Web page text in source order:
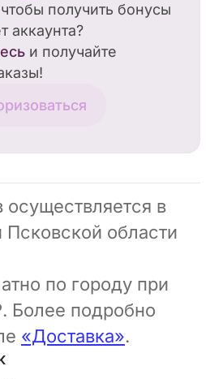
получить бонусы
аккаунта?
и получайте
осуществляется в
области
по городу при
Более подробно
«Доставка».